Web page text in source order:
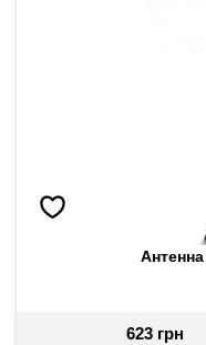
623 грн